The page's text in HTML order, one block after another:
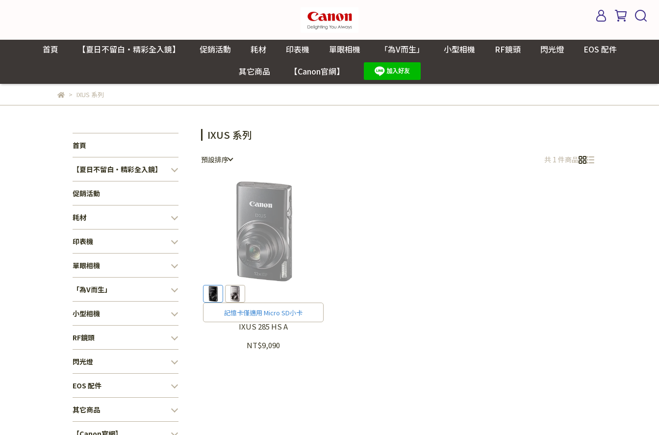
首頁 【夏日不留白・精彩全入鏡】 促銷活動 耗材 印表機 單眼相機 「為V而生」 小型相機 RF鏡頭 閃光燈
EOS 配件
其它商品
【Canon官網】
IXUS 系列
首頁
【夏日不留白・精彩全入鏡】
促銷活動
耗材
印表機
單眼相機
「為V而生」
小型相機
RF鏡頭
閃光燈
EOS 配件
其它商品
IXUS 系列
預設排序 共 1 件商品
記憶卡僅適用 Micro SD小卡
IXUS 285 HS A
NT$9,090